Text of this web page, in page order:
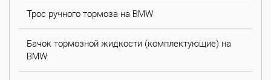
Трос ручного тормоза на BMW
Бачок тормозной жидкости (комплектующие) на
BMW